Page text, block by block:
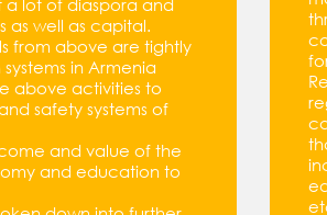
lot of diaspora and
as well as capital.
from above are tightly
in Armenia
above activities to
safety systems of
and value of the
and education to